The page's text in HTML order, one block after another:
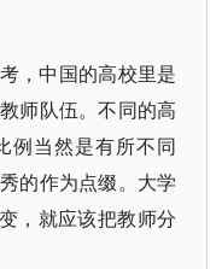
，中国的高校里是
师队伍。不同的高
例当然是有所不同
的作为点缀。大学
，就应该把教师分